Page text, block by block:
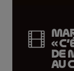
«
de
au